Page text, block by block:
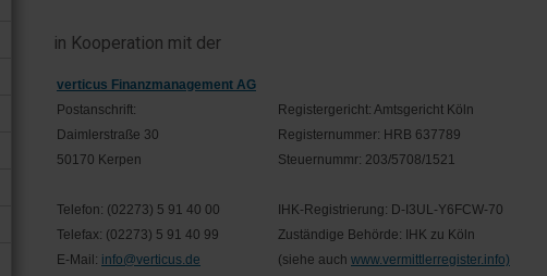
in Kooperation mit der
verticus Finanzmanagement AG
Postanschrift:
Registergericht: Amtsgericht Köln
Daimlerstraße 30
Registernummer: HRB 637789
50170 Kerpen
Steuernummr: 203/5708/1521
Telefon: (02273) 5 91 40 00
IHK-Registrierung: D-I3UL-Y6FCW-70
Telefax: (02273) 5 91 40 99
Zuständige Behörde: IHK zu Köln
E-Mail: info@verticus.de (siehe auch www.vermittlerregister.info)